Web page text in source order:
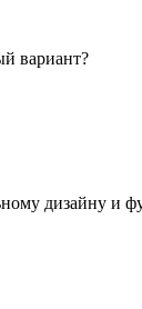
вариант?
дизайну и